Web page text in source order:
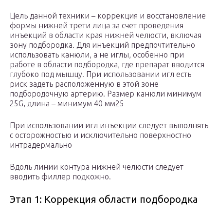
Цель данной техники – коррекция и восстановление
формы нижней трети лица за счет проведения
инъекций в области края нижней челюсти, включая
зону подбородка. Для инъекций предпочтительно
использовать канюли, а не иглы, особенно при
работе в области подбородка, где препарат вводится
глубоко под мышцу. При использовании игл есть
риск задеть расположенную в этой зоне
подбородочную артерию. Размер канюли минимум
25G, длина – минимум 40 мм25
При использовании игл инъекции следует выполнять
с осторожностью и исключительно поверхностно
интрадермально
Вдоль линии контура нижней челюсти следует
вводить филлер подкожно.
Этап 1: Коррекция области подбородка